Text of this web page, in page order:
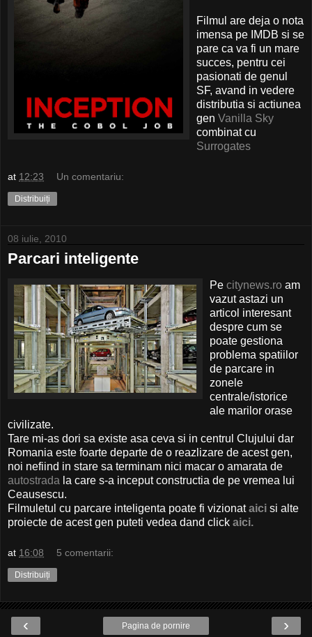
Filmul are deja o nota
imensa pe IMDB si se
pare ca va fi un mare
succes, pentru cei
pasionati de genul
SF, avand in vedere
distributia si actiunea
gen Vanilla Sky
combinat cu
Surrogates
at 12:23 Un comentariu:
Distribuiți
08 iulie, 2010
Parcari inteligente
Pe citynews.ro am
vazut astazi un
articol interesant
despre cum se
poate gestiona
problema spatiilor
de parcare in
zonele
centrale/istorice
ale marilor orase
civilizate.
Tare mi-as dori sa existe asa ceva si in centrul Clujului dar
Romania este foarte departe de o reazlizare de acest gen,
noi nefiind in stare sa terminam nici macar o amarata de
autostrada la care s-a inceput constructia de pe vremea lui
Ceausescu.
Filmuletul cu parcare inteligenta poate fi vizionataici si alte
proiecte de acest gen puteti vedea dand click aici.
at 16:08 5 comentarii:
Distribuiți
‹ ›
Pagina de pornire